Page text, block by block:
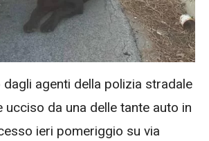
dagli agenti della polizia stradale
ucciso da una delle tante auto in
ieri pomeriggio su via